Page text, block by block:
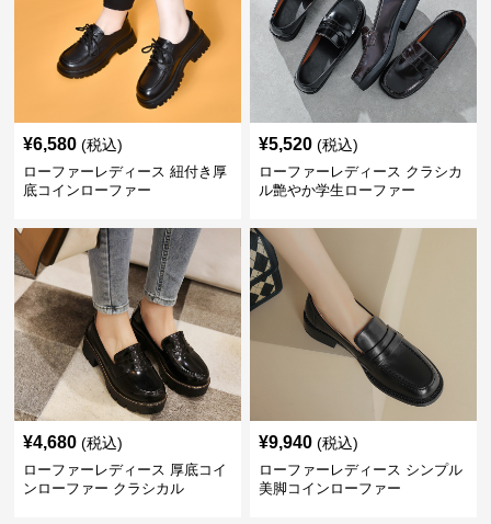
¥6,580 (税込)
ローファーレディース 紐付き厚
底コインローファー
¥5,520 (税込)
ローファーレディース クラシカ
ル艶やか学生ローファー
¥4,680 (税込)
ローファーレディース 厚底コイ
ンローファー クラシカル
¥9,940 (税込)
ローファーレディース シンプル
美脚コインローファー